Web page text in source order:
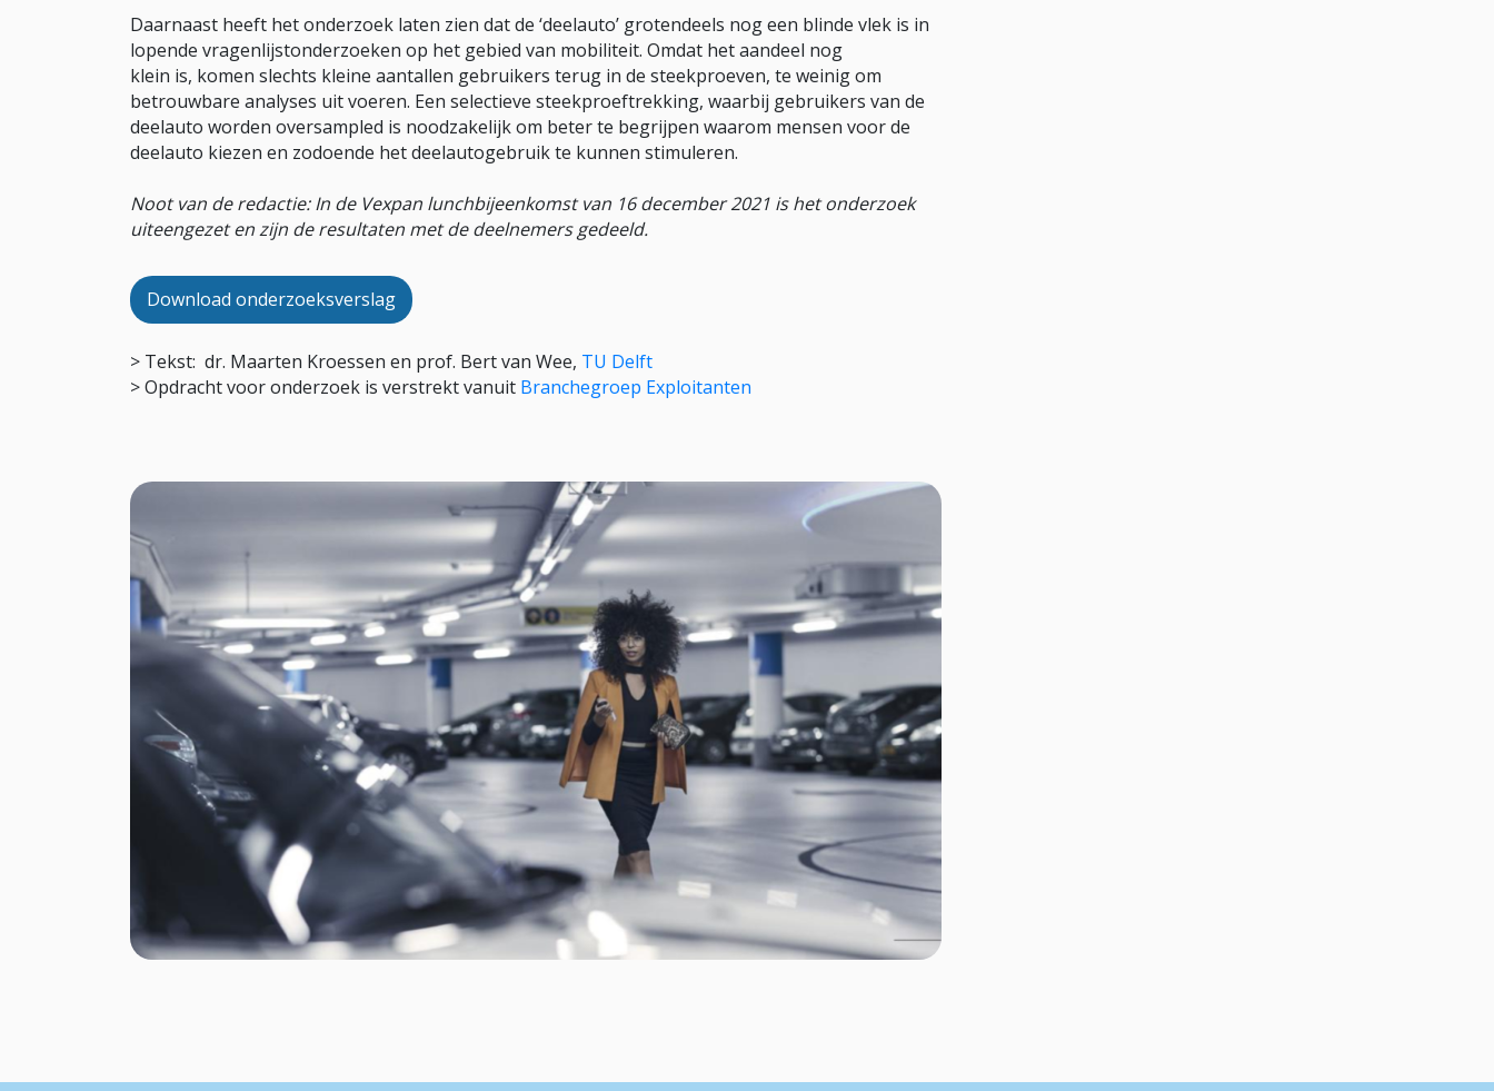
Daarnaast heeft het onderzoek laten zien dat de ‘deelauto’ grotendeels nog een blinde vlek is in
lopende vragenlijstonderzoeken op het gebied van mobiliteit. Omdat het aandeel nog
klein is, komen slechts kleine aantallen gebruikers terug in de steekproeven, te weinig om
betrouwbare analyses uit voeren. Een selectieve steekproeftrekking, waarbij gebruikers van de
deelauto worden oversampled is noodzakelijk om beter te begrijpen waarom mensen voor de
deelauto kiezen en zodoende het deelautogebruik te kunnen stimuleren.
Noot van de redactie: In de Vexpan lunchbijeenkomst van 16 december 2021 is het onderzoek
uiteengezet en zijn de resultaten met de deelnemers gedeeld.
Download onderzoeksverslag
> Tekst: dr. Maarten Kroessen en prof. Bert van Wee, TU Delft
> Opdracht voor onderzoek is verstrekt vanuit Branchegroep Exploitanten